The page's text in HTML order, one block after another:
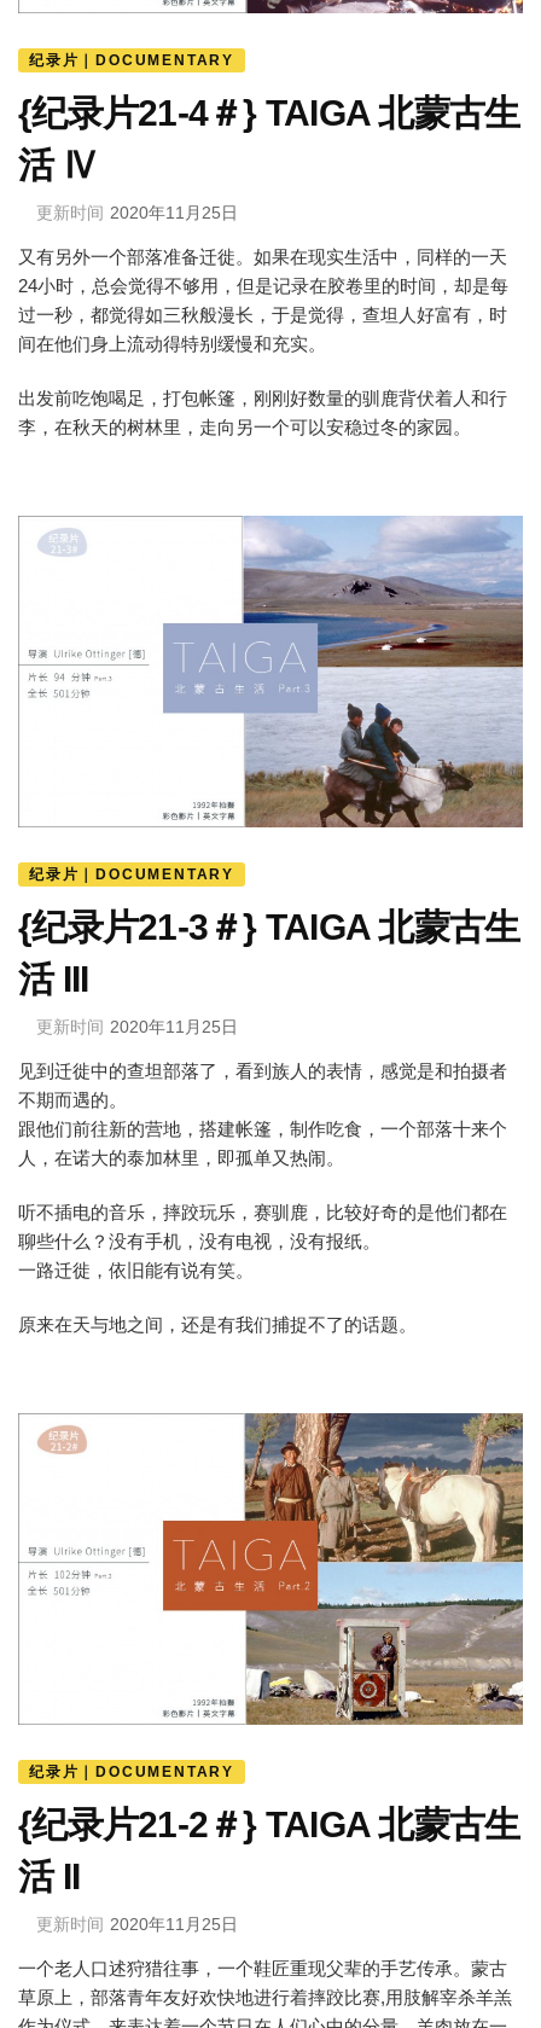
纪录片｜DOCUMENTARY
{纪录片21-4＃} TAIGA 北蒙古生
活 Ⅳ
更新时间 2020年11月25日
又有另外一个部落准备迁徙。如果在现实生活中，同样的一天
24小时，总会觉得不够用，但是记录在胶卷里的时间，却是每
过一秒，都觉得如三秋般漫长，于是觉得，查坦人好富有，时
间在他们身上流动得特别缓慢和充实。
出发前吃饱喝足，打包帐篷，刚刚好数量的驯鹿背伏着人和行
李，在秋天的树林里，走向另一个可以安稳过冬的家园。
纪录片｜DOCUMENTARY
{纪录片21-3＃} TAIGA 北蒙古生
活 III
更新时间 2020年11月25日
见到迁徙中的查坦部落了，看到族人的表情，感觉是和拍摄者
不期而遇的。
跟他们前往新的营地，搭建帐篷，制作吃食，一个部落十来个
人，在诺大的泰加林里，即孤单又热闹。
听不插电的音乐，摔跤玩乐，赛驯鹿，比较好奇的是他们都在
聊些什么？没有手机，没有电视，没有报纸。
一路迁徙，依旧能有说有笑。
原来在天与地之间，还是有我们捕捉不了的话题。
纪录片｜DOCUMENTARY
{纪录片21-2＃} TAIGA 北蒙古生
活 II
更新时间 2020年11月25日
一个老人口述狩猎往事，一个鞋匠重现父辈的手艺传承。蒙古
草原上，部落青年友好欢快地进行着摔跤比赛,用肢解宰杀羊羔